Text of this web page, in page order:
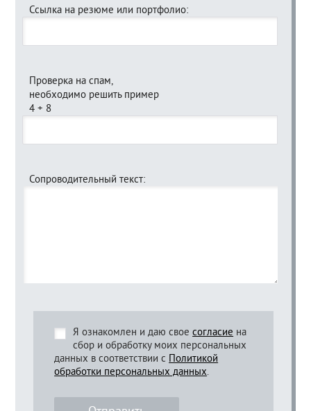
Ссылка на резюме или портфолио:
Проверка на спам,
необходимо решить пример
4 + 8
Сопроводительный текст:
Я ознакомлен и даю своесогласие на
сбор и обработку моих персональных
данных в соответствии с Политикой
обработки персональных данных.